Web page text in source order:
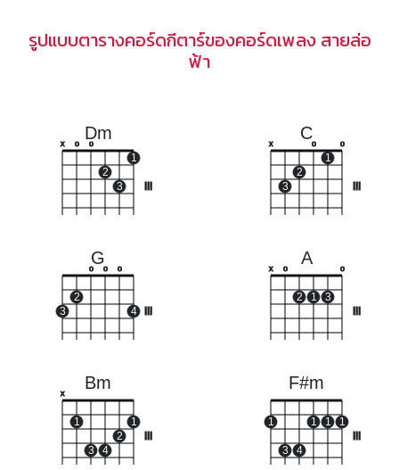
รูปแบบตารางคอร์ดกีตาร์ของคอร์ดเพลง สายล่อ
ฟ้า
Dm
x o o
2
3
1
C
x
3
2
o
1
o
G
3
2
o o o
4
A
x o
2 1 3
o
Bm
x
1
3 4
2
1
F#m
1
3 4
1 1 1